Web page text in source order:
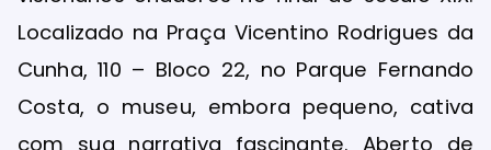
Localizado na Praça Vicentino Rodrigues da
Cunha, 110 – Bloco 22, no Parque Fernando
Costa, o museu, embora pequeno, cativa
com sua narrativa fascinante. Aberto de